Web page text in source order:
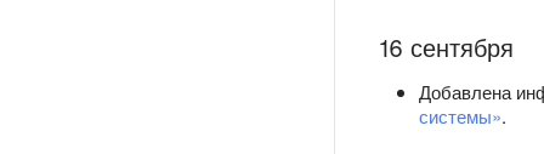
16 сентября
Добавлена
системы».